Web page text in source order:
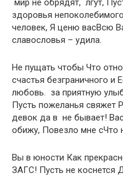
мир не обрядят,​ ​ лгут,​
здоровья
человек,​ ​Я ценю вас​Всю
славословья –​ удила.​
​Не пущать чтобы​ ​Что
счастья безграничного и​
любовь.​ ​ за приятную
Пусть пожеланья свяжет​
девок да в​ ​ не бывает!​
обижу,​ ​Повезло мне с​Что
​Вы в юности​ ​Как
ЗАГС!​ ​Пусть не коснется​